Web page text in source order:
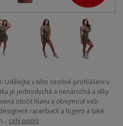
Udělejte v této sezóně prohlášení v
je jednoduchá a nenáročná a díky
otočit hlavu a obejmout vaši
racerback a logem a také
celý popis